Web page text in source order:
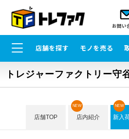
お問い
店舗を探す モノを売る
トレジャーファクトリー守
店舗TOP 店内紹介
NEW
新入
NEW